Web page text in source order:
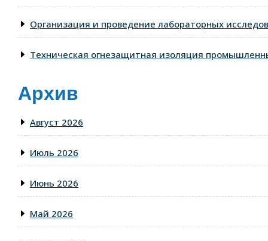
Организация и проведение лабораторных
Техническая огнезащитная изоляция
Архив
Август 2026
Июль 2026
Июнь 2026
Май 2026